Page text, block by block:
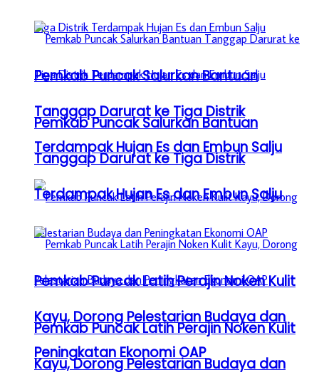
Pemkab Puncak Salurkan Bantuan
Tanggap Darurat ke Tiga Distrik
Terdampak Hujan Es dan Embun Salju
Pemkab Puncak Latih Perajin Noken Kulit
Kayu, Dorong Pelestarian Budaya dan
Peningkatan Ekonomi OAP
Pemkab Puncak Salurkan Bantuan
Tanggap Darurat ke Tiga Distrik
Terdampak Hujan Es dan Embun Salju
Pemkab Puncak Latih Perajin Noken Kulit
Kayu, Dorong Pelestarian Budaya dan